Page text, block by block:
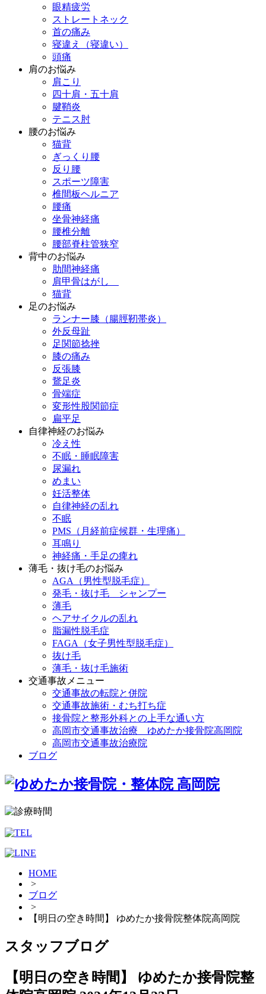
眼精疲労
ストレートネック
首の痛み
寝違え（寝違い）
頭痛
肩のお悩み
肩こり
四十肩・五十肩
腱鞘炎
テニス肘
腰のお悩み
猫背
ぎっくり腰
反り腰
スポーツ障害
椎間板ヘルニア
腰痛
坐骨神経痛
腰椎分離
腰部脊柱管狭窄
背中のお悩み
肋間神経痛
肩甲骨はがし
猫背
足のお悩み
ランナー膝（腸脛靭帯炎）
外反母趾
足関節捻挫
膝の痛み
反張膝
鵞足炎
骨端症
変形性股関節症
扁平足
自律神経のお悩み
冷え性
不眠・睡眠障害
尿漏れ
めまい
妊活整体
自律神経の乱れ
不眠
PMS（月経前症候群・生理痛）
耳鳴り
神経痛・手足の痺れ
薄毛・抜け毛のお悩み
AGA（男性型脱毛症）
発毛・抜け毛 シャンプー
薄毛
ヘアサイクルの乱れ
脂漏性脱毛症
FAGA（女子男性型脱毛症）
抜け毛
薄毛・抜け毛施術
交通事故メニュー
交通事故の転院と併院
交通事故施術・むち打ち症
接骨院と整形外科との上手な通い方
高岡市交通事故治療 ゆめたか接骨院高岡院
高岡市交通事故治療院
ブログ
HOME
>
ブログ
>
【明日の空き時間】 ゆめたか接骨院整体院高岡院
スタッフブログ
【明日の空き時間】 ゆめたか接骨院整